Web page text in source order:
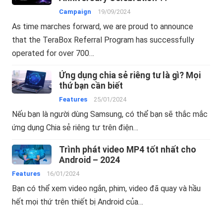
Campaign 19/09/2024
As time marches forward, we are proud to announce
that the TeraBox Referral Program has successfully
operated for over 700…
Ứng dụng chia sẻ riêng tư là gì? Mọi
thứ bạn cần biết
Features 25/01/2024
Nếu bạn là người dùng Samsung, có thể bạn sẽ thắc mắc
ứng dụng Chia sẻ riêng tư trên điện…
Trình phát video MP4 tốt nhất cho
Android – 2024
Features 16/01/2024
Bạn có thể xem video ngắn, phim, video đã quay và hầu
hết mọi thứ trên thiết bị Android của…